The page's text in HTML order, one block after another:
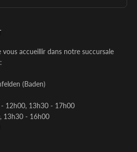
accueillir dans notre succursale
(Baden)
12h00, 13h30 - 17h00
13h30 - 16h00